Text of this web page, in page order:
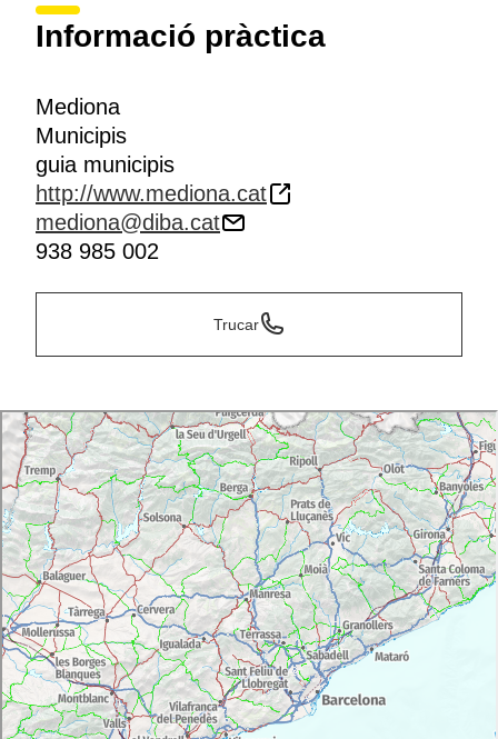
Informació pràctica
Mediona
Municipis
guia municipis
http://www.mediona.cat
mediona@diba.cat
938 985 002
Trucar